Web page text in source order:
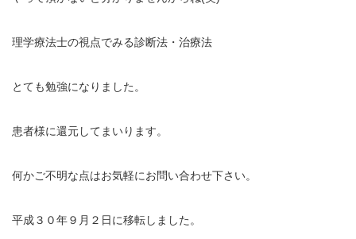
理学療法士の視点でみる診断法・治療法
とても勉強になりました。
患者様に還元してまいります。
何かご不明な点はお気軽にお問い合わせ下さい。
平成３０年９月２日に移転しました。